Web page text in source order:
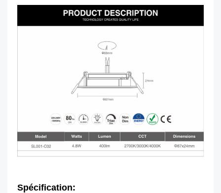
Spécification: